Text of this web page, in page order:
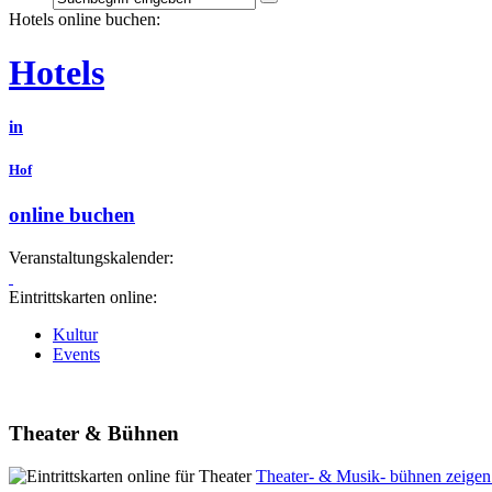
Hotels online buchen:
Hotels
in
Hof
online buchen
Veranstaltungskalender:
Eintrittskarten online:
Kultur
Events
Theater & Bühnen
Theater- & Musik- bühnen